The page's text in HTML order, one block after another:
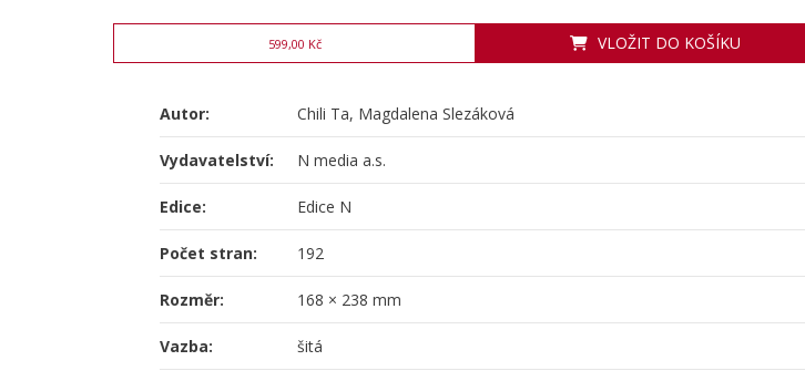
599,00 Kč VLOŽIT DO KOŠÍKU
Autor: Chili Ta, Magdalena Slezáková
Vydavatelství: N media a.s.
Edice: Edice N
Počet stran: 192
Rozměr: 168 × 238 mm
Vazba: šitá